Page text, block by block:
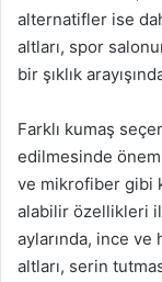
alternatifler ise
altları, spor
bir şıklık
Farklı kumaş
edilmesinde
ve mikrofiber gibi
alabilir özellikleri
aylarında, ince
altları, serin